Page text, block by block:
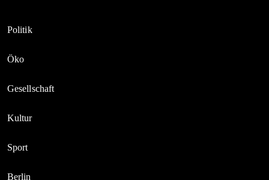
Politik
Öko
Gesellschaft
Kultur
Sport
Berlin